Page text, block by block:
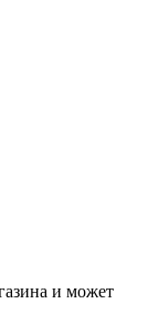
и может